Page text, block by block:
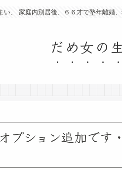
い、 家庭内別居後、６６才で塾年離婚
だめ女の
ション追加です